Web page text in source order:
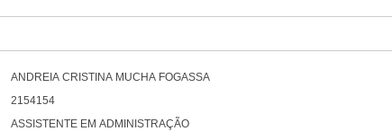
ANDREIA CRISTINA MUCHA FOGASSA
2154154
ASSISTENTE EM ADMINISTRAÇÃO